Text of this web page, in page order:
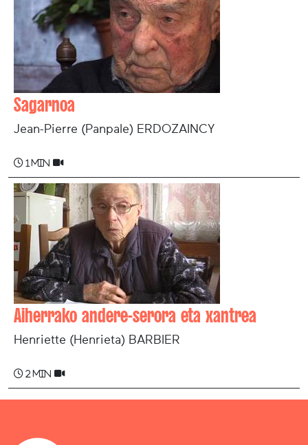
Sagarnoa
Jean-Pierre (Panpale) ERDOZAINCY
1 min
Aiherrako andere-serora eta xantrea
Henriette (Henrieta) BARBIER
2 min